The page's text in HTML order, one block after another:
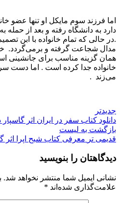
اما فرزند سوم مایکل او تنها عضو
دارد به دانشگاه رفته و بعد از حمله
.در حالی که تمام خانواده با ابن
مدال شجاعت گرفته و برمی‌گردد.
همان گزینه مناسب برای جانشینی
خانواده جدا کرده است . اما دست
می‌زند ‌ .
جدیدتر
دانلود کتاب سفر در ایران اثر
بازگشت به لیست
قدیمی تر معرفی کتاب شبح اپرا اثر
دیدگاهتان را بنویسید
نشانی ایمیل شما منتشر نخواهد شد.
علامت‌گذاری شده‌اند *